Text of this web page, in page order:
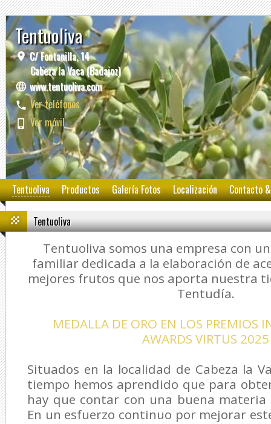
Tentuoliva
C/ Fontanilla, 14
Cabeza la Vaca (Badajoz)
www.tentuoliva.com
Ver teléfonos
Ver móvil
Tentuoliva Productos Galería Fotos Localización Contacto
Tentuoliva
Tentuoliva somos una empresa con
familiar dedicada a la elaboración de
mejores frutos que nos aporta nuestra
Tentudía.
MEDALLA DE ORO EN LOS PREMIOS
AWARDS VIRTUS 2025
Situados en la localidad de Cabeza la
tiempo hemos aprendido que para
hay que contar con una buena
En un esfuerzo continuo por mejorar